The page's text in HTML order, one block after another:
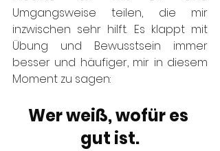
Umgangsweise teilen, die mir
inzwischen sehr hilft. Es klappt mit
Übung und Bewusstsein immer
besser und häufiger, mir in diesem
Moment zu sagen:
Wer weiß, wofür es
gut ist.